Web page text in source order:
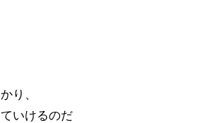
り、
いけるのだ